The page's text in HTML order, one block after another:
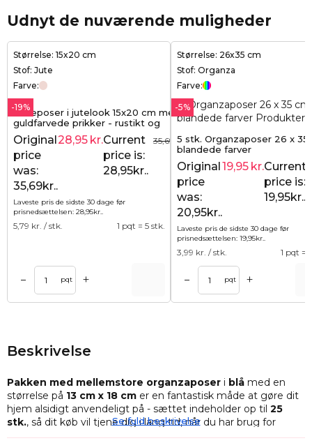
Udnyt de nuværende muligheder
Størrelse: 15x20 cm
Stof: Jute
Farve:
-19%
Gaveposer i jutelook 15x20 cm med
guldfarvede prikker - rustikt og
elegant gaveindpakning
35,69 kr.
Original
price
was:
35,69kr..
28,95 kr.Current
price is:
28,95kr..
Laveste pris de sidste 30 dage før
prisnedsættelsen: 28,95kr..
5,79 kr. / stk. 1 pqt = 5 stk.
– pqt +
Størrelse: 26x35 cm
Stof: Organza
Farve:
-5%
5 stk. Organzaposer 26 x 35
blandede farver
Original
price
was:
20,95kr..
19,95 kr.Current
price is:
19,95kr..
Laveste pris de sidste 30 dage før
prisnedsættelsen: 19,95kr..
3,99 kr. / stk. 1 pqt =
– pqt +
Beskrivelse
Pakken med mellemstore organzaposer i blå med en
størrelse på 13 cm x 18 cm er en fantastisk måde at gøre dit
hjem alsidigt anvendeligt på - sættet indeholder op til 25
stk., så dit køb vil tjene dig i lang tid, når du har brug for
ekstra plads til ting.
Se fuld beskrivelse